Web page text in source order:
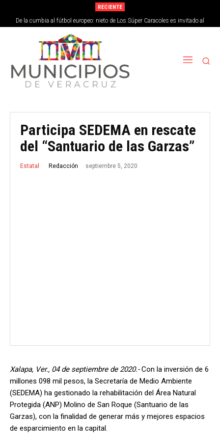
RECIENTE
De la cumbia al fútbol europeo: nieto de Los Súper Caracoles es invitado al
Barcelona
Participa SEDEMA en rescate
del “Santuario de las Garzas”
Estatal Redacción septiembre 5, 2020
Xalapa, Ver., 04 de septiembre de 2020.-Con la inversión de 6
millones 098 mil pesos, la Secretaría de Medio Ambiente
(SEDEMA) ha gestionado la rehabilitación del Área Natural
Protegida (ANP) Molino de San Roque (Santuario de las
Garzas), con la finalidad de generar más y mejores espacios
de esparcimiento en la capital.